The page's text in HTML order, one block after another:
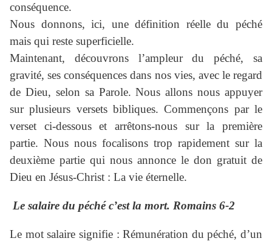
conséquence.
Nous donnons, ici, une définition réelle du péché
mais qui reste superficielle.
Maintenant, découvrons l’ampleur du péché, sa
gravité, ses conséquences dans nos vies, avec le regard
de Dieu, selon sa Parole. Nous allons nous appuyer
sur plusieurs versets bibliques. Commençons par le
verset ci-dessous et arrêtons-nous sur la première
partie. Nous nous focalisons trop rapidement sur la
deuxième partie qui nous annonce le don gratuit de
Dieu en Jésus-Christ : La vie éternelle.
Le salaire du péché c’est la mort. Romains 6-2
Le mot salaire signifie : Rémunération du péché, d’un